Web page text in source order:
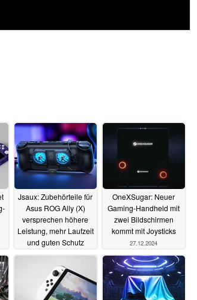
Jsaux: Zubehörteile für
Asus ROG Ally (X)
versprechen höhere
Leistung, mehr Laufzeit
und guten Schutz
30.12.2024
OneXSugar: Neuer
Gaming-Handheld mit
zwei Bildschirmen
kommt mit Joysticks
27.12.2024